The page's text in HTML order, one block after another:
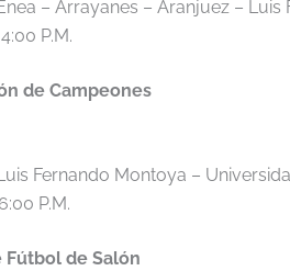
– Arrayanes – Aranjuez –
P.M.
de Campeones
Fernando Montoya –
P.M.
Fútbol de Salón